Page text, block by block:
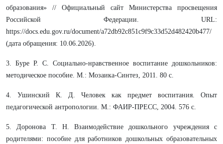
образования» // Официальный сайт Министерства просвещения
Российской Федерации. URL:
https://docs.edu.gov.ru/document/a72db92c851c9f9c33d52d482420b477/
(дата обращения: 10.06.2026).
3. Буре Р. С. Социально-нравственное воспитание дошкольников:
методическое пособие. М.: Мозаика-Синтез, 2011. 80 с.
4. Ушинский К. Д. Человек как предмет воспитания. Опыт
педагогической антропологии. М.: ФАИР-ПРЕСС, 2004. 576 с.
5. Доронова Т. Н. Взаимодействие дошкольного учреждения с
родителями: пособие для работников дошкольных образовательных